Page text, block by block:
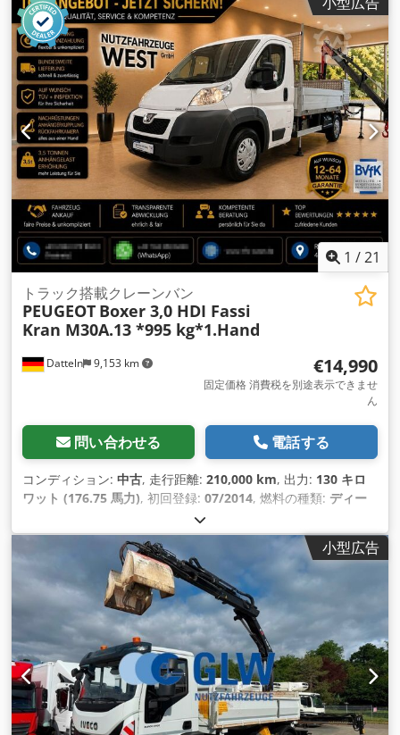
2025, 装備:ABS（アンチロック・ブレーキ・システム）, すす
フィルター, エアコン, クレーン, 電子安定制御プログラム
(ESP),
1 /21
Datteln 9,153 km
トラック搭載クレーンバン
PEUGEOT Boxer 3,0 HDI Fassi
Kran M30A.13 *995 kg*1.Hand
€14,990
固定価格 消費税を別途表示できませ
ん
問い合わせる 電話する
コンディション: 中古, 走行距離: 210,000 km, 出力: 130 キロ
ワット (176.75 馬力), 初回登録: 07/2014, 燃料の種類: ディー
3,500 kg（キログラム）
械式, 排出クラス:ユーロ5, 座席数:3, 荷室長:2,800 mm, 装備:
ABS（アンチロック・ブレーキ・システム）, すすフィルター ,
小型広告